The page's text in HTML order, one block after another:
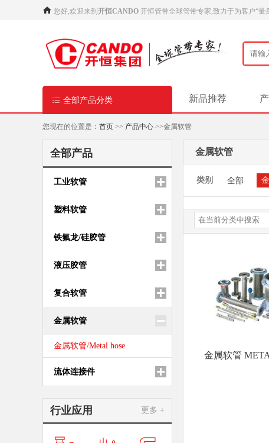
您好,欢迎来到 开恒CANDO 开恒管带全球管带专家,致力于为客户“量
全部产品分类 新品推荐
您现在的位置是： 首页 >> 产品中心 >>金属软管
全部产品
工业软管
塑料软管
铁氟龙/硅胶管
液压胶管
复合软管
金属软管
金属软管/Metal hose
流体连接件
更多 +
行业应用
金属软管
类别 全部
金属软管